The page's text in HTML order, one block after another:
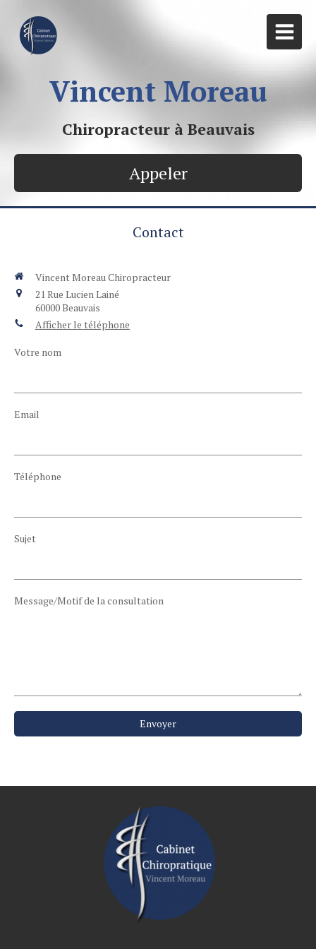
Vincent Moreau
Chiropracteur à Beauvais
Appeler
Contact
Vincent Moreau Chiropracteur
21 Rue Lucien Lainé
60000Beauvais
Afficher le téléphone
Votre nom
Email
Téléphone
Sujet
Message/Motif de la consultation
Envoyer